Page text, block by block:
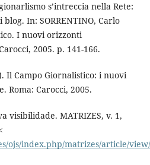
s’intreccia nella Rete:
In: SORRENTINO, Carlo
I nuovi orizzonti
2005. p. 141-166.
Il Campo Giornalistico: i nuovi
Roma: Carocci, 2005.
visibilidade. MATRIZES, v. 1,
ojs/index.php/matrizes/article/